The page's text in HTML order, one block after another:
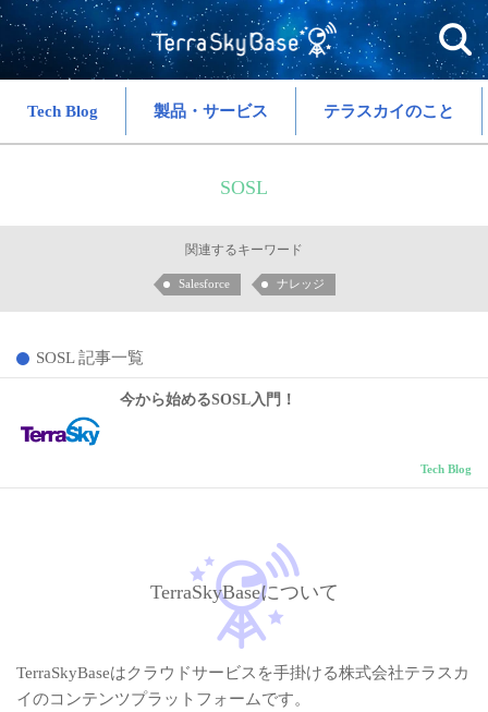
Tech Blog 製品・サービス テラスカイのこと
SOSL
関連するキーワード
Salesforce ナレッジ
SOSL 記事一覧
今から始めるSOSL入門！
Tech Blog
TerraSkyBaseについて
TerraSkyBaseはクラウドサービスを手掛ける株式会社テラスカ
イのコンテンツプラットフォームです。